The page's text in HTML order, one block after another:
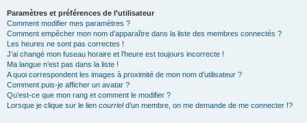
Paramètres et préférences de l’utilisateur
Comment modifier mes paramètres ?
Comment empêcher mon nom d’apparaître dans la liste des membres connectés ?
Les heures ne sont pas correctes !
J’ai changé mon fuseau horaire et l’heure est toujours incorrecte !
Ma langue n’est pas dans la liste !
A quoi correspondent les images à proximité de mon nom d’utilisateur ?
Comment puis-je afficher un avatar ?
Qu’est-ce que mon rang et comment le modifier ?
Lorsque je clique sur le lien courrield’un membre, on me demande de me connecter !?